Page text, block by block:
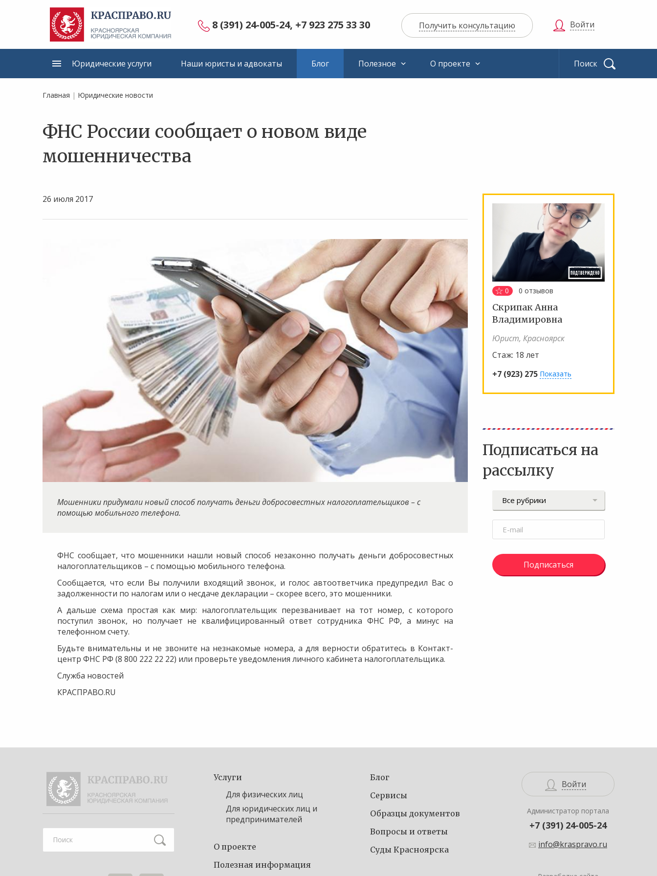
8 (391) 24-005-24, +7 923 275 33 30 Получить консультацию
Юридические услуги Наши юристы и адвокаты Блог Полезное О проекте
Войти
Главная | Юридические новости
ФНС России сообщает о новом виде
мошенничества
26 июля 2017
​Мошенники придумали новый способ получать деньги добросовестных налогоплательщиков – с
помощью мобильного телефона.
ФНС сообщает, что мошенники нашли новый способ незаконно получать деньги добросовестных
налогоплательщиков – с помощью мобильного телефона.
Сообщается, что если Вы получили входящий звонок, и голос автоответчика предупредил Вас о
задолженности по налогам или о несдаче декларации – скорее всего, это мошенники.
А дальше схема простая как мир: налогоплательщик перезванивает на тот номер, с которого
поступил звонок, но получает не квалифицированный ответ сотрудника ФНС РФ, а минус на
телефонном счету.
Будьте внимательны и не звоните на незнакомые номера, а для верности обратитесь в Контакт-
центр ФНС РФ (8 800 222 22 22) или проверьте уведомления личного кабинета налогоплательщика.
Служба новостей
КРАСПРАВО.RU
0 0 отзывов
Скрипак Анна
Владимировна
Юрист, Красноярск
Стаж: 18 лет
+7 (923) 275 Показать
Подписаться на
рассылку
Подписаться
Услуги
Для физических лиц
Для юридических лиц и
предпринимателей
О проекте
Полезная информация
Блог
Сервисы
Образцы документов
Вопросы и ответы
Суды Красноярска
Войти
Администратор портала
+7 (391) 24-005-24
info@kraspravo.ru